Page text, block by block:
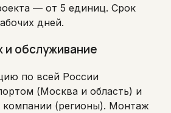
— от 5 единиц. Срок
дней.
обслуживание
по всей России
(Москва и область) и
компании (регионы). Монтаж